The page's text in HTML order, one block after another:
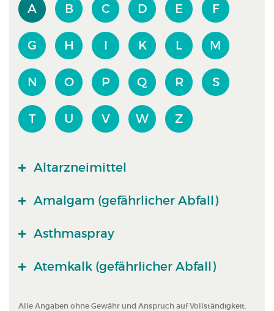
A B C D E F
G H I K L M
N O P Q R S
T U V W Z
Altarzneimittel
Amalgam (gefährlicher Abfall)
Asthmaspray
Atemkalk (gefährlicher Abfall)
Alle Angaben ohne Gewähr und Anspruch auf Vollständigkeit.